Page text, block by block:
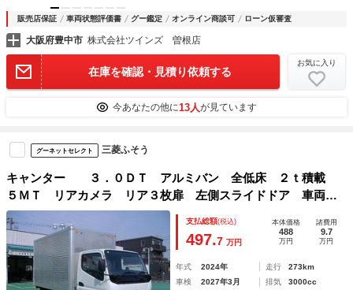
販売店保証 車両状態評価書 グー鑑定 オンライン商談可 ローン仮審査
大阪府豊中市 株式会社ツインズ 曽根店
在庫を確認・見積り依頼する
お気に入り
今あなたの他に13人が見ています
グーネットセレクト 三菱ふそう
キャンター ３．０ＤＴ アルミバン 全低床 ２ｔ積載
５ＭＴ リアカメラ リア３枚扉 左側スライドドア 車両総
重量４７０５ｋｇ ＥＳＰ ＥＺＧＯ 左側電動格納ミラー
ＬＥＤライト ＬＥＤフォグ サイドマーカー灯
支払総額(税込)
497.7 万円
本体価格
488
万円
諸費用
9.7
万円
年式 2024年 走行
273km
車検
2027年3月 排気
3000cc